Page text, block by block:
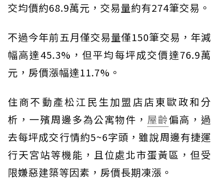
交均價約68.9萬元，交易量約有274筆交易。
不過今年前五月僅交易量僅150筆交易，年減
幅高達45.3%，但平均每坪成交價達76.9萬
元，房價漲幅達11.7%。
住商不動產松江民生加盟店店東歐政和分
析，一殯周邊多為公寓物件， 屋齡偏高，過
去每坪成交行情約5~6字頭，雖說周邊有捷運
行天宮站等機能，且位處北市蛋黃區，但受
限嫌惡建築等因素，房價長期凍漲。